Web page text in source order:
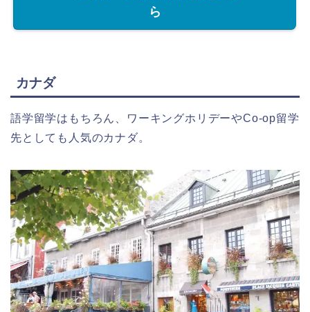
ら
カナダ
語学留学はもちろん、ワーキングホリデーやCo-op留学
先としても人気のカナダ。